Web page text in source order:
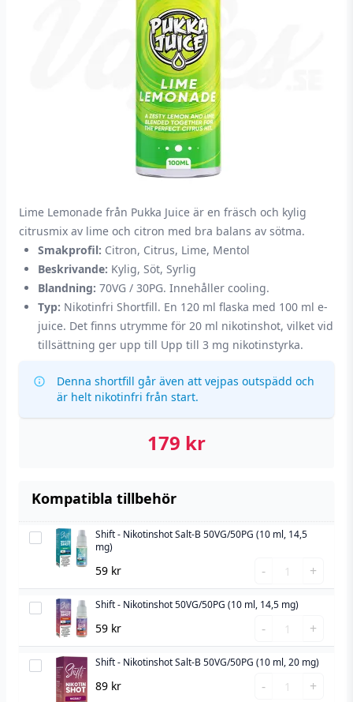
Lime Lemonade från Pukka Juice är en fräsch och kylig
citrusmix av lime och citron med bra balans av sötma.
Smakprofil: Citron, Citrus, Lime, Mentol
Beskrivande: Kylig, Söt, Syrlig
Blandning: 70VG / 30PG. Innehåller cooling.
Typ: Nikotinfri Shortfill. En 120 ml flaska med 100 ml e-
juice. Det finns utrymme för 20 ml nikotinshot, vilket vid
tillsättning ger upp till Upp till 3 mg nikotinstyrka.
Denna shortfill går även att vejpas outspädd och
är helt nikotinfri från start.
179 kr
Kompatibla tillbehör
Shift
Nikotinshot
Salt-
B
50VG/50PG
(10
ml,
Shift - Nikotinshot Salt-B 50VG/50PG (10 ml, 14,5
mg)
59 kr -
Shift
-
Nikotinshot
Salt-
B
50VG/50PG
(10
+
Shift
Nikotinshot
50VG/50PG
Shift - Nikotinshot 50VG/50PG (10 ml, 14,5 mg)
59 kr -
Shift
-
Nikotinshot
50VG/50PG
+
Shift
Shift - Nikotinshot Salt-B 50VG/50PG (10 ml, 20 mg)
89 kr -
Shift
+